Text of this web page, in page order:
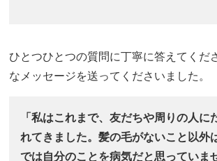
ひとつひとつの質問に丁寧に答えてくだ
なメッセージを送ってくださいました。
「私はこれまで、友だちや周りの人に
れてきました。髪の毛がないこと以外
では自分のことを病気だと思っていま